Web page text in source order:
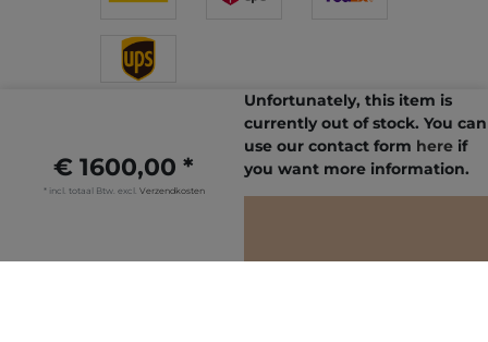
€ 1600,00 *
* incl. totaal Btw. excl. Verzendkosten
Unfortunately, this item is
currently out of stock. You can
use our contact form here if
you want more information.
IN DE
WINKELBEOORDELINGEN